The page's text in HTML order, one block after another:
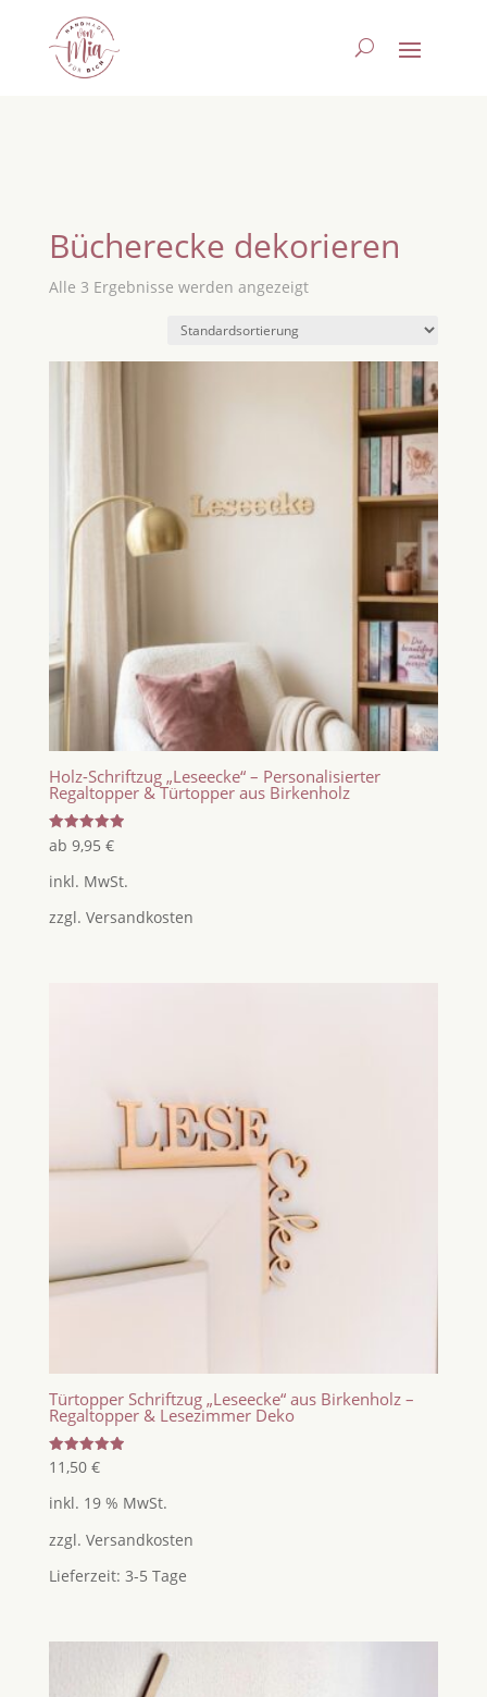
Bücherecke dekorieren
Alle 3 Ergebnisse werden angezeigt
Holz-Schriftzug „Leseecke“ – Personalisierter
Regaltopper & Türtopper aus Birkenholz
Bewertet
mit
von 5
ab 9,95 €
inkl. MwSt.
zzgl. Versandkosten
Türtopper Schriftzug „Leseecke“ aus Birkenholz –
Regaltopper & Lesezimmer Deko
Bewertet
mit
von 5
11,50 €
inkl. 19 % MwSt.
zzgl. Versandkosten
Lieferzeit: 3-5 Tage